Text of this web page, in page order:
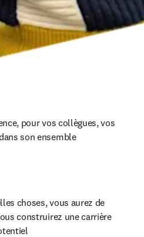
pour vos collègues, vos
son ensemble
choses, vous aurez de
construirez une carrière